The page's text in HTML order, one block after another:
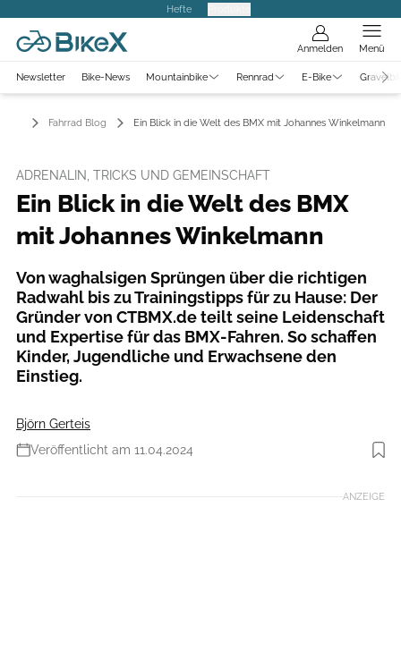
Hefte
Anmelden Menü
Newsletter Bike-News Mountainbike Rennrad E-Bike
Fahrrad Blog Ein Blick in die Welt des BMX mit Johannes Winkelmann
ADRENALIN, TRICKS UND GEMEINSCHAFT
Ein Blick in die Welt des BMX
mit Johannes Winkelmann
Von waghalsigen Sprüngen über die richtigen
Radwahl bis zu Trainingstipps für zu Hause: Der
Gründer von CTBMX.de teilt seine Leidenschaft
und Expertise für das BMX-Fahren. So schaffen
Kinder, Jugendliche und Erwachsene den
Einstieg.
Björn Gerteis
Veröffentlicht am 11.04.2024
Foto: CTBMX
ANZEIGE